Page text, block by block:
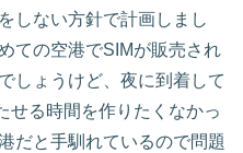
しない方針で計画しまし
ての空港でSIMが販売され
しょうけど、夜に到着して
せる時間を作りたくなかっ
だと手馴れているので問題